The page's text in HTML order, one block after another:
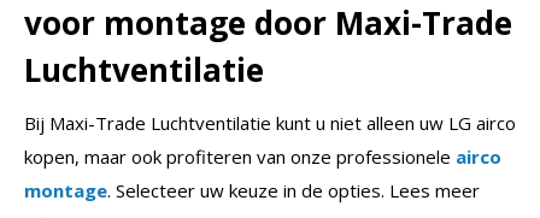
voor montage door Maxi-Trade
Luchtventilatie
Bij Maxi-Trade Luchtventilatie kunt u niet alleen uw LG airco
kopen, maar ook profiteren van onze professionele airco
montage. Selecteer uw keuze in de opties. Lees meer